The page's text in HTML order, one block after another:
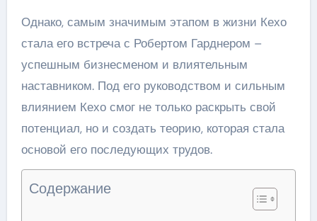
Однако, самым значимым этапом в жизни Кехо
стала его встреча с Робертом Гарднером –
успешным бизнесменом и влиятельным
наставником. Под его руководством и сильным
влиянием Кехо смог не только раскрыть свой
потенциал, но и создать теорию, которая стала
основой его последующих трудов.
Содержание